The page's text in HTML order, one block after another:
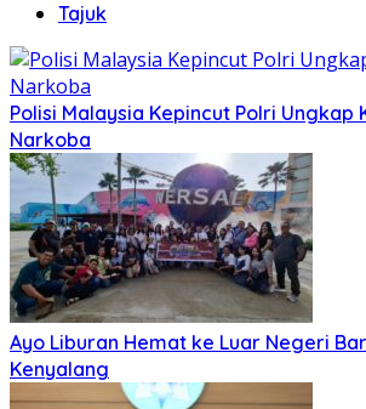
Tajuk
Polisi Malaysia Kepincut Polri Ungkap
Narkoba
Ayo Liburan Hemat ke Luar Negeri
Kenyalang